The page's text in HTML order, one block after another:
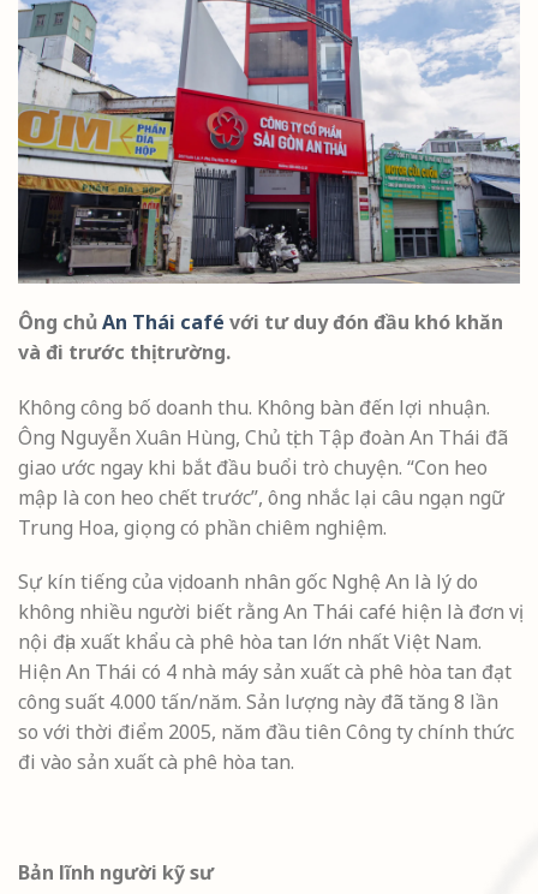
Ông chủAn Thái café với tư duy đón đầu khó khăn
và đi trước thị trường.
Không công bố doanh thu. Không bàn đến lợi nhuận.
Ông Nguyễn Xuân Hùng, Chủ tịch Tập đoàn An Thái đã
giao ước ngay khi bắt đầu buổi trò chuyện. “Con heo
mập là con heo chết trước”, ông nhắc lại câu ngạn ngữ
Trung Hoa, giọng có phần chiêm nghiệm.
Sự kín tiếng của vị doanh nhân gốc Nghệ An là lý do
không nhiều người biết rằng An Thái café hiện là đơn vị
nội địa xuất khẩu cà phê hòa tan lớn nhất Việt Nam.
Hiện An Thái có 4 nhà máy sản xuất cà phê hòa tan đạt
công suất 4.000 tấn/năm. Sản lượng này đã tăng 8 lần
so với thời điểm 2005, năm đầu tiên Công ty chính thức
đi vào sản xuất cà phê hòa tan.
Bản lĩnh người kỹ sư